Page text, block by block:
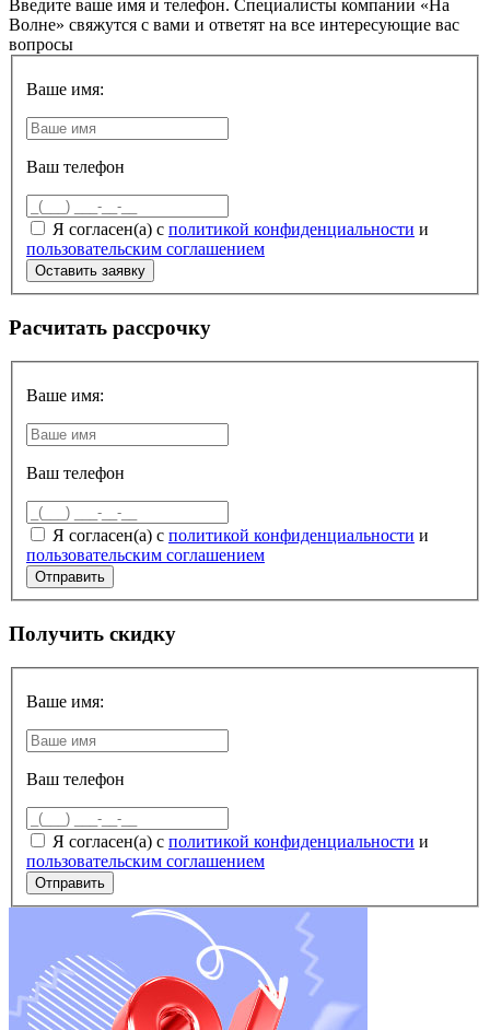
Введите ваше имя и телефон. Специалисты компании «На
Волне» свяжутся с вами и ответят на все интересующие вас
вопросы
Ваше имя:
Ваш телефон
Я согласен(а) с политикой конфиденциальности и
пользовательским соглашением
Расчитать рассрочку
Ваше имя:
Ваш телефон
Я согласен(а) с политикой конфиденциальности и
пользовательским соглашением
Получить скидку
Ваше имя:
Ваш телефон
Я согласен(а) с политикой конфиденциальности и
пользовательским соглашением